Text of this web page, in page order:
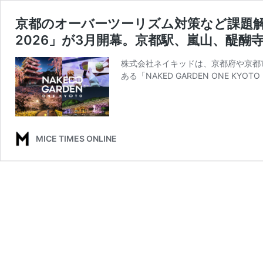
京都のオーバーツーリズム対策など課題
2026」が3月開幕。京都駅、嵐山、醍醐
株式会社ネイキッドは、京都府や京
ある「NAKED GARDEN ONE
MICE TIMES ONLINE